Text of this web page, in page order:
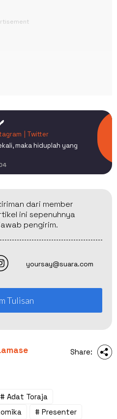
| Twitter
maka hiduplah yang
dari member
ini sepenuhnya
pengirim.
yoursay@suara.com
Tulisan
Share:
# Adat Toraja
# Presenter